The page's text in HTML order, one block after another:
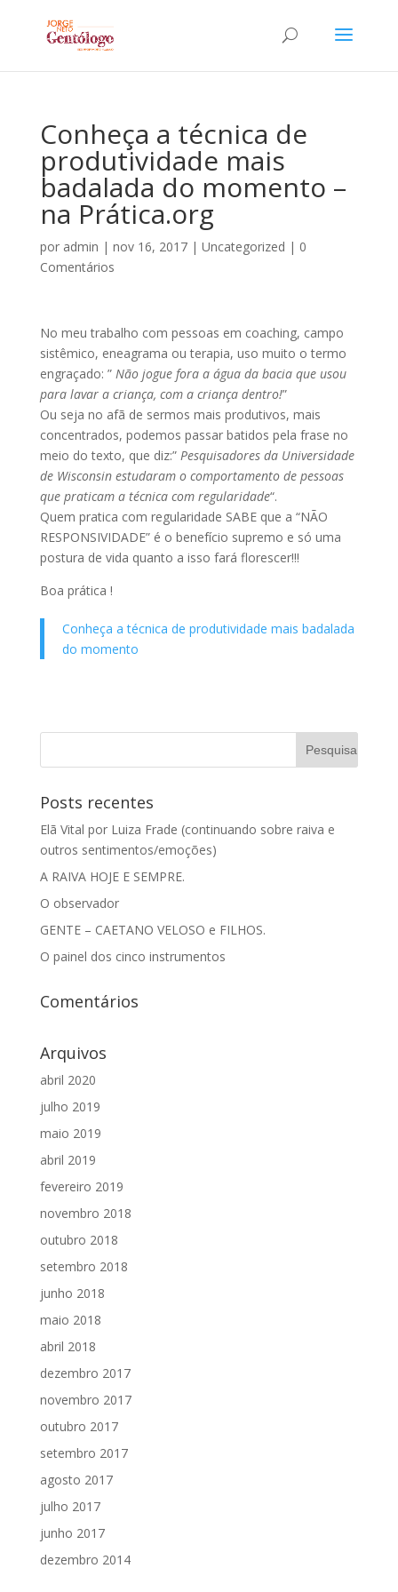
Conheça a técnica de
produtividade mais
badalada do momento –
na Prática.org
por admin | nov 16, 2017| Uncategorized | 0
Comentários
No meu trabalho com pessoas em coaching, campo
sistêmico, eneagrama ou terapia, uso muito o termo
engraçado: ” Não jogue fora a água da bacia que usou
para lavar a criança, com a criança dentro!”
Ou seja no afã de sermos mais produtivos, mais
concentrados, podemos passar batidos pela frase no
meio do texto, que diz:” Pesquisadores da Universidade
de Wisconsin estudaram o comportamento de pessoas
que praticam a técnica com regularidade“.
Quem pratica com regularidade SABE que a “NÃO
RESPONSIVIDADE” é o benefício supremo e só uma
postura de vida quanto a isso fará florescer!!!
Boa prática !
Conheça a técnica de produtividade mais badalada
do momento
Posts recentes
Elã Vital por Luiza Frade (continuando sobre raiva e
outros sentimentos/emoções)
A RAIVA HOJE E SEMPRE.
O observador
GENTE – CAETANO VELOSO e FILHOS.
O painel dos cinco instrumentos
Comentários
Arquivos
abril 2020
julho 2019
maio 2019
abril 2019
fevereiro 2019
novembro 2018
outubro 2018
setembro 2018
junho 2018
maio 2018
abril 2018
dezembro 2017
novembro 2017
outubro 2017
setembro 2017
agosto 2017
julho 2017
junho 2017
dezembro 2014